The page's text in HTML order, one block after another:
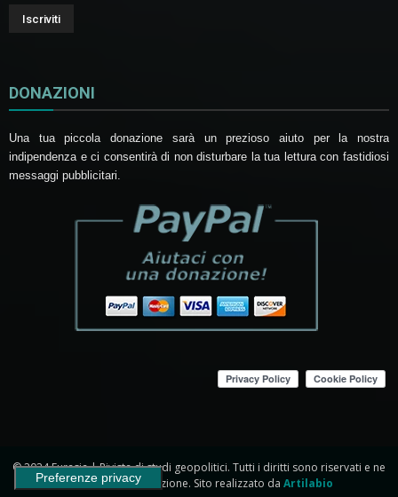
DONAZIONI
Una tua piccola donazione sarà un prezioso aiuto per la nostra
indipendenza e ci consentirà di non disturbare la tua lettura con fastidiosi
messaggi pubblicitari.
© 2024 Eurasia | Rivista di studi geopolitici. Tutti i diritti sono riservati e ne
è vietata la riproduzione. Sito realizzato da Artilabio